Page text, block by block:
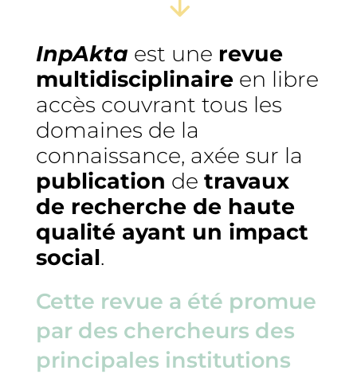
InpAkta est une revue
multidisciplinaireen libre
accès couvrant tous les
domaines de la
connaissance, axée sur la
publication de travaux
de recherche de haute
qualité ayant un impact
social.
Cette revue a été promue
par des chercheurs des
principales institutions